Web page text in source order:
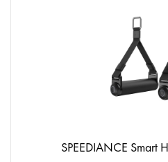
SPEEDIANCE Smart